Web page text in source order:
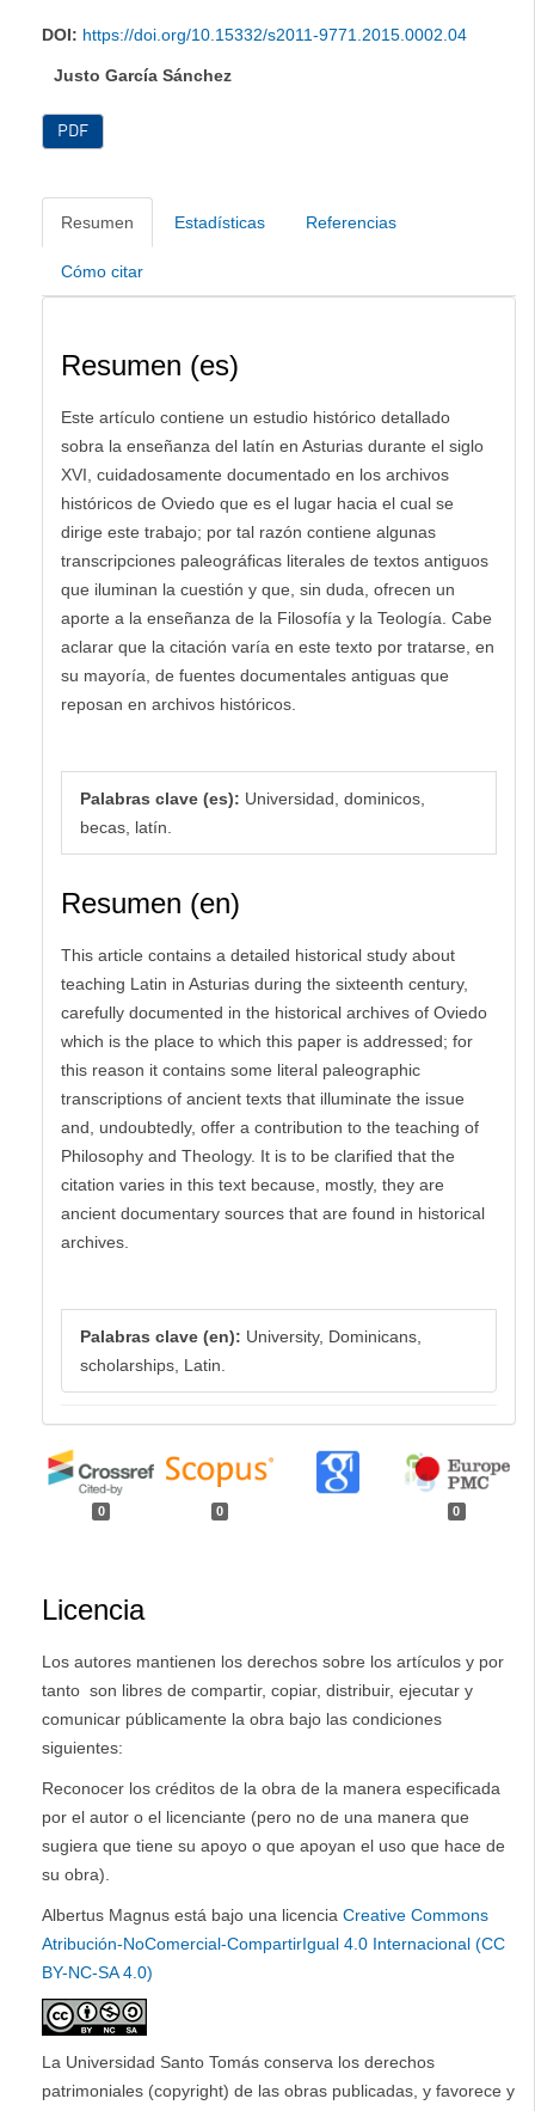
DOI: https://doi.org/10.15332/s2011-9771.2015.0002.04
Justo García Sánchez
PDF
Resumen Estadísticas Referencias
Cómo citar
Resumen (es)
Este artículo contiene un estudio histórico detallado
sobra la enseñanza del latín en Asturias durante el siglo
XVI, cuidadosamente documentado en los archivos
históricos de Oviedo que es el lugar hacia el cual se
dirige este trabajo; por tal razón contiene algunas
transcripciones paleográficas literales de textos antiguos
que iluminan la cuestión y que, sin duda, ofrecen un
aporte a la enseñanza de la Filosofía y la Teología. Cabe
aclarar que la citación varía en este texto por tratarse, en
su mayoría, de fuentes documentales antiguas que
reposan en archivos históricos.
Palabras clave (es): Universidad, dominicos,
becas, latín.
Resumen (en)
This article contains a detailed historical study about
teaching Latin in Asturias during the sixteenth century,
carefully documented in the historical archives of Oviedo
which is the place to which this paper is addressed; for
this reason it contains some literal paleographic
transcriptions of ancient texts that illuminate the issue
and, undoubtedly, offer a contribution to the teaching of
Philosophy and Theology. It is to be clarified that the
citation varies in this text because, mostly, they are
ancient documentary sources that are found in historical
archives.
Palabras clave (en): University, Dominicans,
scholarships, Latin.
0 0 0
Licencia
Los autores mantienen los derechos sobre los artículos y por
tanto son libres de compartir, copiar, distribuir, ejecutar y
comunicar públicamente la obra bajo las condiciones
siguientes:
Reconocer los créditos de la obra de la manera especificada
por el autor o el licenciante (pero no de una manera que
sugiera que tiene su apoyo o que apoyan el uso que hace de
su obra).
Albertus Magnus está bajo una licencia Creative Commons
Atribución-NoComercial-CompartirIgual 4.0 Internacional (CC
BY-NC-SA 4.0)
La Universidad Santo Tomás conserva los derechos
patrimoniales (copyright) de las obras publicadas, y favorece y